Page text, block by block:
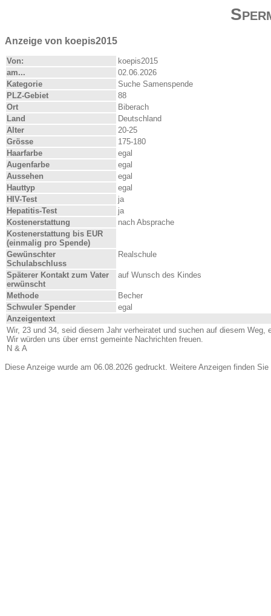
Anzeige von koepis2015
Von:
koepis2015
am...
02.06.2026
Kategorie
Suche Samenspende
PLZ-Gebiet
88
Ort
Biberach
Land
Deutschland
Alter
20-25
Grösse
175-180
Haarfarbe
egal
Augenfarbe
egal
Aussehen
egal
Hauttyp
egal
HIV-Test
ja
Hepatitis-Test
ja
Kostenerstattung
nach Absprache
Kostenerstattung bis EUR
(einmalig pro Spende)
Gewünschter
Schulabschluss
Realschule
Späterer Kontakt zum Vater
erwünscht
auf Wunsch des Kindes
Methode
Becher
Schwuler Spender
egal
Anzeigentext
Wir, 23 und 34, seid diesem Jahr verheiratet und suchen auf diesem
Wir würden uns über ernst gemeinte Nachrichten freuen.
N & A
Diese Anzeige wurde am 06.08.2026 gedruckt. Weitere Anzeigen finden